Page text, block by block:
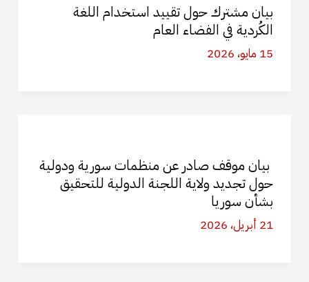
بيان مشترك حول تقييد استخدام اللغة
الكُردية في الفضاء العام
15 مايو، 2026
بيان موقف صادر عن منظمات سورية ودولية
حول تجديد ولاية اللجنة الدولية للتحقيق
بشأن سوريا
21 أبريل، 2026